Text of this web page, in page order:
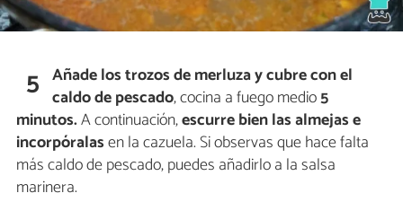
5 Añade los trozos de merluza y cubre con el
caldo de pescado, cocina a fuego medio5
minutos.A continuación,escurre bien las almejas e
incorpóralasen la cazuela. Si observas que hace falta
más caldo de pescado, puedes añadirlo a la salsa
marinera.